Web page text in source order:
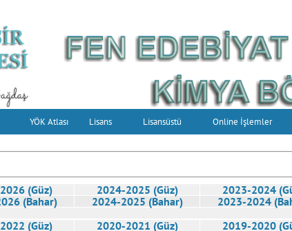
YÖK Atlası Lisans Lisansüstü Online İşlemler
(Güz) 2024-2025 (Güz)
2023-2024
(Bahar)
2024-2025 (Bahar)
2023-2024
(Güz) 2020-2021 (Güz)
2019-2020